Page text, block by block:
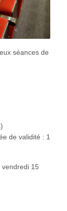
séances de
de validité : 1
15